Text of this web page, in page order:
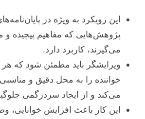
این رویکرد به ویژه در
پژوهش‌هایی که مفاهیم پیچیده و
می‌گیرند، کاربرد دارد.
ویرایشگر باید مطمئن شود که هر
خواننده را به محل دقیق و
می‌کند و از ایجاد سردرگمی
این کار باعث افزایش خوانایی،